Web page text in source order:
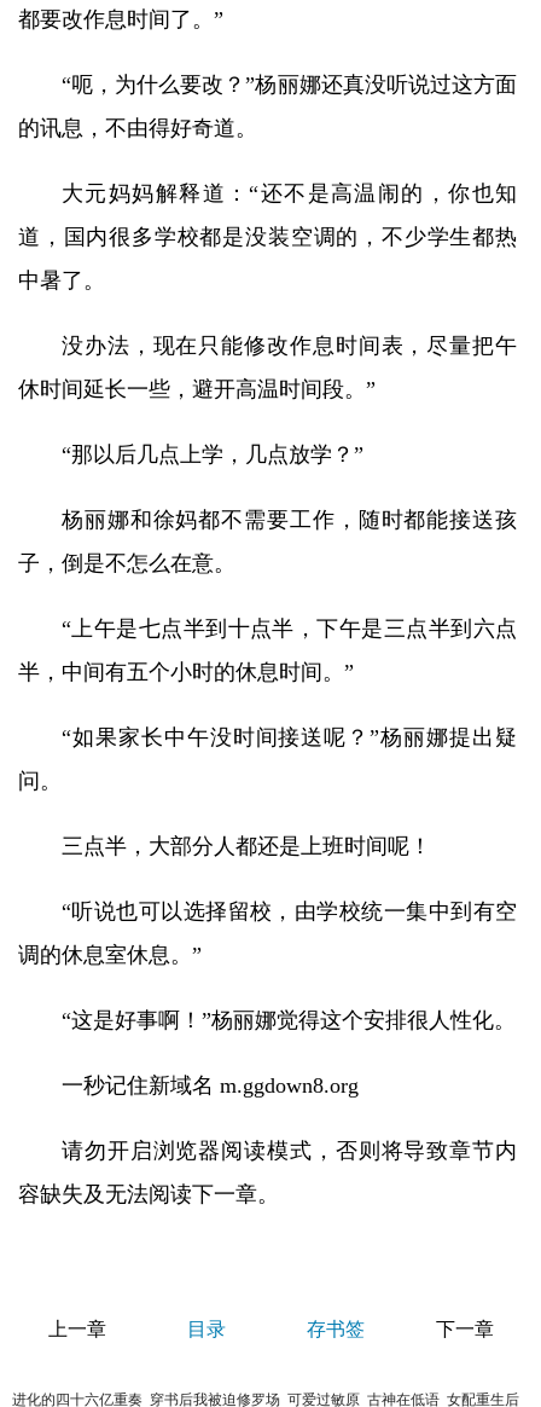
都要改作息时间了。”
“呃，为什么要改？”杨丽娜还真没听说过这方面
的讯息，不由得好奇道。
大元妈妈解释道：“还不是高温闹的，你也知
道，国内很多学校都是没装空调的，不少学生都热
中暑了。
没办法，现在只能修改作息时间表，尽量把午
休时间延长一些，避开高温时间段。”
“那以后几点上学，几点放学？”
杨丽娜和徐妈都不需要工作，随时都能接送孩
子，倒是不怎么在意。
“上午是七点半到十点半，下午是三点半到六点
半，中间有五个小时的休息时间。”
“如果家长中午没时间接送呢？”杨丽娜提出疑
问。
三点半，大部分人都还是上班时间呢！
“听说也可以选择留校，由学校统一集中到有空
调的休息室休息。”
“这是好事啊！”杨丽娜觉得这个安排很人性化。
一秒记住新域名 m.ggdown8.org
请勿开启浏览器阅读模式，否则将导致章节内
容缺失及无法阅读下一章。
上一章 目录 存书签 下一章
进化的四十六亿重奏 穿书后我被迫修罗场 可爱过敏原 古神在低语 女配重生后